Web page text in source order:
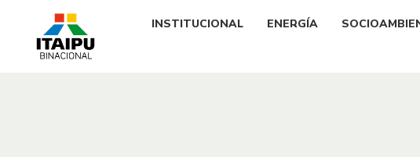
INSTITUCIONAL ENERGÍA